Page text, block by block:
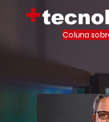
+
Coluna